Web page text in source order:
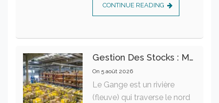
CONTINUE READING
Gestion Des Stocks : Meilleures Pratiques Intralogistiques
On 5 août 2026
Le Gange est un rivière
(fleuve) qui traverse le nord